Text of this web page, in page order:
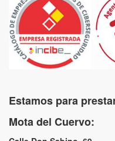
Estamos para
Mota del Cuervo: